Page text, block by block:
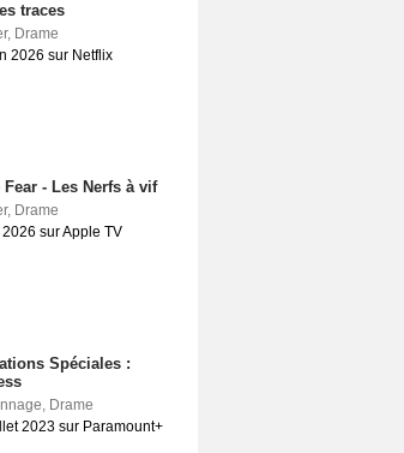
traces
, Drame
2026 sur Netflix
Fear - Les Nerfs à vif
, Drame
sur Apple TV
Spéciales :
, Drame
2023 sur Paramount+